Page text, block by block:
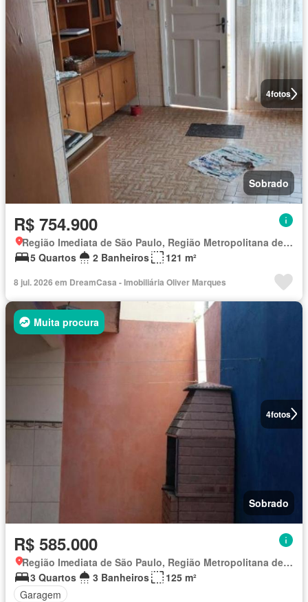
4fotos
Sobrado
R$ 754.900
Região Imediata de São Paulo, Região Metropolitana de São Paulo
5 Quartos
2 Banheiros 121 m²
8 jul. 2026 em DreamCasa - Imobiliária Oliver Marques
4fotos
Muita procura
Sobrado
R$ 585.000
Região Imediata de São Paulo, Região Metropolitana de São Paulo
3 Quartos
3 Banheiros
125 m²
Garagem